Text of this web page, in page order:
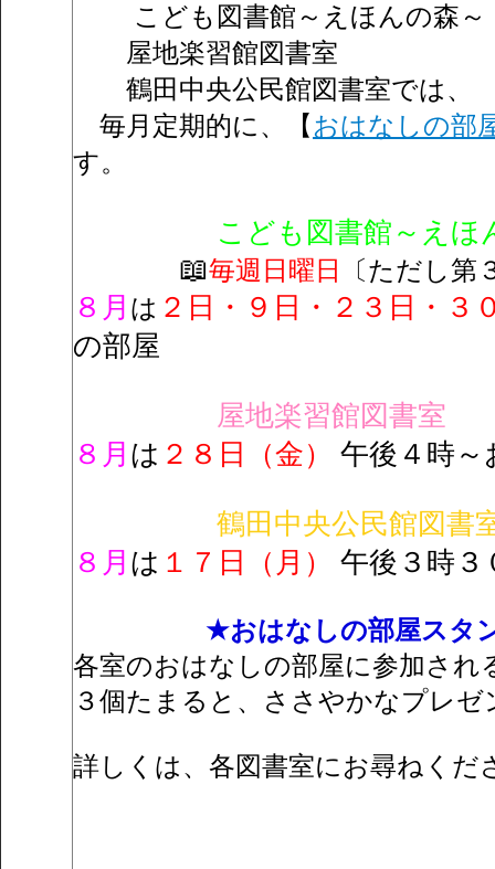
こども図書館～えほんの森～
屋地楽習館図書室
鶴田中央公民館図書室では、
毎月定期的に、【 おはなしの部
す
こども図書館～えほん
📖毎週日曜日 〔ただし第
８月 は ２日・９日・２３日・３
の部屋
屋地楽習館図書室
８月 は ２８日（金） 午後４時
鶴田中央公民館図書
８月 は １７日（月） 午後３時３
★おはなしの部屋スタ
各室のおはなしの部屋に参加さ
３個たまると、ささやかなプレ
詳しくは、各図書室にお尋ねくだ